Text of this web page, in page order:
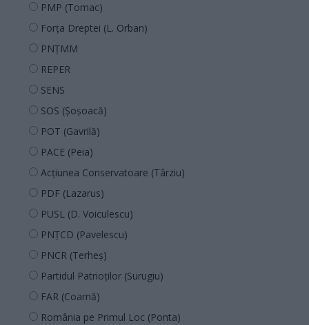
PMP (Tomac)
Forța Dreptei (L. Orban)
PNȚMM
REPER
SENS
SOS (Șoșoacă)
POT (Gavrilă)
PACE (Peia)
Acțiunea Conservatoare (Târziu)
PDF (Lazarus)
PUSL (D. Voiculescu)
PNȚCD (Pavelescu)
PNCR (Terheș)
Partidul Patrioților (Surugiu)
FAR (Coarnă)
România pe Primul Loc (Ponta)